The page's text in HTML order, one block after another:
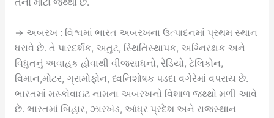
→ અબરખ : વિશ્વમાં ભારત અબરખના ઉત્પાદનમાં પ્રથમ સ્થાન
ધરાવે છે. તે પારદર્શક, અતુટ, સ્થિતિસ્થાપક, અગ્નિરક્ષક અને
વિધુતનું અવાહક હોવાથી વીજસાધનો, રેડિયો, ટેલિકોન,
વિમાન,મોટર, ગ્રામોફોન, ધ્વનિશોષક પડદા વગેરેમાં વપરાય છે.
ભારતમાં મસ્કોવાઇટ નામના અબરખનો વિશાળ જથ્થો મળી આવે
છે. ભારતમાં બિહાર, ઝારખંડ, આંધ્ર પ્રદેશ અને રાજસ્થાન